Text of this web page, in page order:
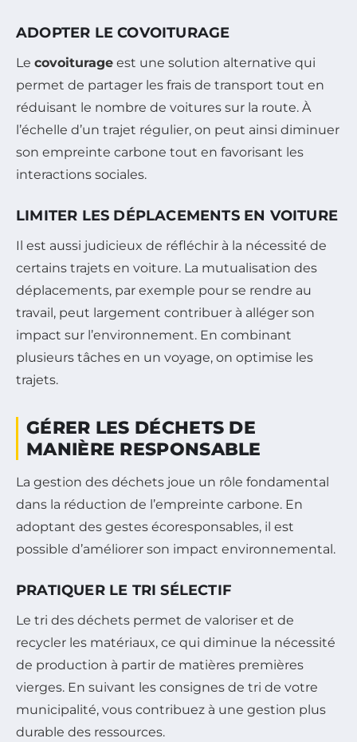
ADOPTER LE COVOITURAGE
Le covoiturage est une solution alternative qui
permet de partager les frais de transport tout en
réduisant le nombre de voitures sur la route. À
l’échelle d’un trajet régulier, on peut ainsi diminuer
son empreinte carbone tout en favorisant les
interactions sociales.
LIMITER LES DÉPLACEMENTS EN VOITURE
Il est aussi judicieux de réfléchir à la nécessité de
certains trajets en voiture. La mutualisation des
déplacements, par exemple pour se rendre au
travail, peut largement contribuer à alléger son
impact sur l’environnement. En combinant
plusieurs tâches en un voyage, on optimise les
trajets.
GÉRER LES DÉCHETS DE
MANIÈRE RESPONSABLE
La gestion des déchets joue un rôle fondamental
dans la réduction de l’empreinte carbone. En
adoptant des gestes écoresponsables, il est
possible d’améliorer son impact environnemental.
PRATIQUER LE TRI SÉLECTIF
Le tri des déchets permet de valoriser et de
recycler les matériaux, ce qui diminue la nécessité
de production à partir de matières premières
vierges. En suivant les consignes de tri de votre
municipalité, vous contribuez à une gestion plus
durable des ressources.